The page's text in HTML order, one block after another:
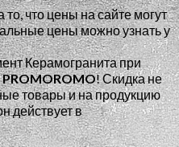
что цены на сайте могут
цены можно узнать у
Керамогранита при
PROMOROMO!Скидка не
товары и на продукцию
действует в